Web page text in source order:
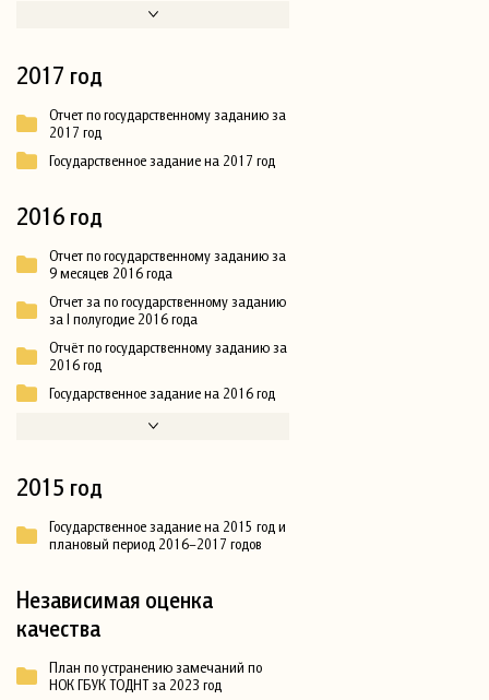
2017 год
Отчет по государственному заданию за
2017 год
Государственное задание на 2017 год
2016 год
Отчет по государственному заданию за
9 месяцев 2016 года
Отчет за по государственному заданию
за I полугодие 2016 года
Отчёт по государственному заданию за
2016 год
Государственное задание на 2016 год
2015 год
Государственное задание на 2015 год и
плановый период 2016–2017 годов
Независимая оценка
качества
План по устранению замечаний по
НОК ГБУК ТОДНТ за 2023 год